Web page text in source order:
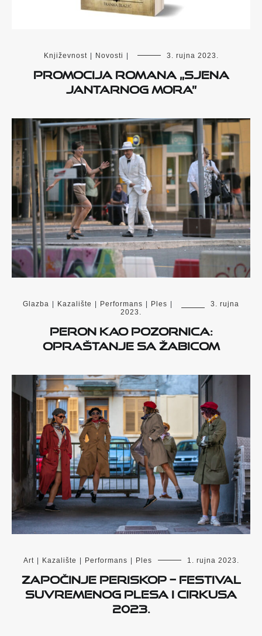
Književnost | Novosti | 3. rujna 2023.
Promocija romana „Sjena
Jantarnog mora”
Glazba | Kazalište | Performans | Ples |
3. rujna
2023.
Peron kao pozornica:
opraštanje sa Žabicom
Art | Kazalište | Performans | Ples 1. rujna 2023.
Započinje PERISKOP – Festival
suvremenog plesa i cirkusa
2023.